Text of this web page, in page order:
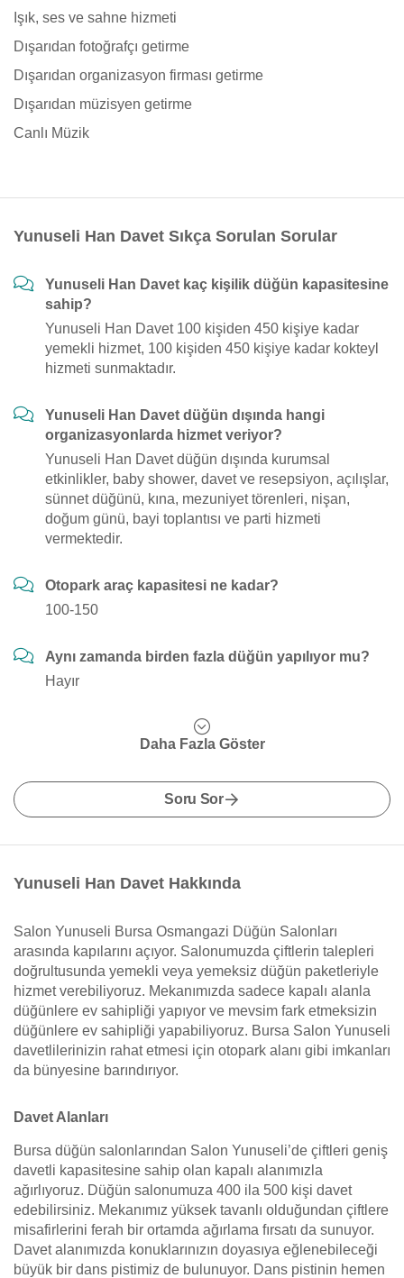
Işık, ses ve sahne hizmeti
Dışarıdan fotoğrafçı getirme
Dışarıdan organizasyon firması getirme
Dışarıdan müzisyen getirme
Canlı Müzik
Yunuseli Han Davet Sıkça Sorulan Sorular
Yunuseli Han Davet kaç kişilik düğün kapasitesine
sahip?
Yunuseli Han Davet 100 kişiden 450 kişiye kadar
yemekli hizmet, 100 kişiden 450 kişiye kadar kokteyl
hizmeti sunmaktadır.
Yunuseli Han Davet düğün dışında hangi
organizasyonlarda hizmet veriyor?
Yunuseli Han Davet düğün dışında kurumsal
etkinlikler, baby shower, davet ve resepsiyon, açılışlar,
sünnet düğünü, kına, mezuniyet törenleri, nişan,
doğum günü, bayi toplantısı ve parti hizmeti
vermektedir.
Otopark araç kapasitesi ne kadar?
100-150
Aynı zamanda birden fazla düğün yapılıyor mu?
Hayır
Daha Fazla Göster
Soru Sor
Yunuseli Han Davet Hakkında
Salon Yunuseli Bursa Osmangazi Düğün Salonları
arasında kapılarını açıyor. Salonumuzda çiftlerin talepleri
doğrultusunda yemekli veya yemeksiz düğün paketleriyle
hizmet verebiliyoruz. Mekanımızda sadece kapalı alanla
düğünlere ev sahipliği yapıyor ve mevsim fark etmeksizin
düğünlere ev sahipliği yapabiliyoruz. Bursa Salon Yunuseli
davetlilerinizin rahat etmesi için otopark alanı gibi imkanları
da bünyesine barındırıyor.
Davet Alanları
Bursa düğün salonlarından Salon Yunuseli’de çiftleri geniş
davetli kapasitesine sahip olan kapalı alanımızla
ağırlıyoruz. Düğün salonumuza 400 ila 500 kişi davet
edebilirsiniz. Mekanımız yüksek tavanlı olduğundan çiftlere
misafirlerini ferah bir ortamda ağırlama fırsatı da sunuyor.
Davet alanımızda konuklarınızın doyasıya eğlenebileceği
büyük bir dans pistimiz de bulunuyor. Dans pistinin hemen